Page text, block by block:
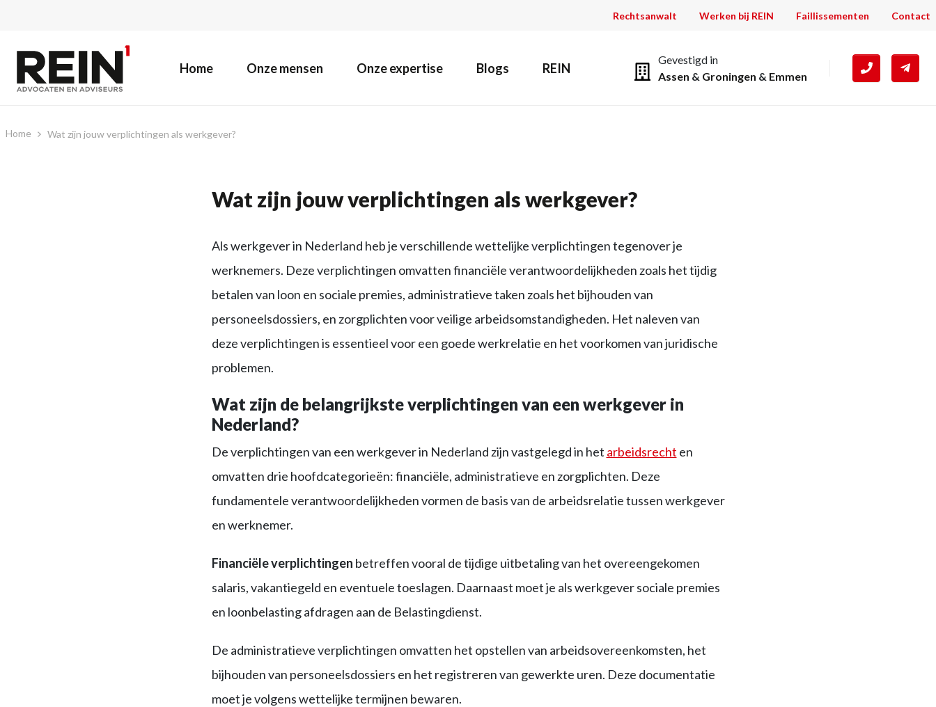
Rechtsanwalt Werken bij REIN Faillissementen Contact
Home Onze mensen Onze expertise Blogs REIN
Gevestigd in
Assen & Groningen & Emmen
Home Wat zijn jouw verplichtingen als werkgever?
Wat zijn jouw verplichtingen als werkgever?
Als werkgever in Nederland heb je verschillende wettelijke verplichtingen tegenover je
werknemers. Deze verplichtingen omvatten financiële verantwoordelijkheden zoals het tijdig
betalen van loon en sociale premies, administratieve taken zoals het bijhouden van
personeelsdossiers, en zorgplichten voor veilige arbeidsomstandigheden. Het naleven van
deze verplichtingen is essentieel voor een goede werkrelatie en het voorkomen van juridische
problemen.
Wat zijn de belangrijkste verplichtingen van een werkgever in
Nederland?
De verplichtingen van een werkgever in Nederland zijn vastgelegd in het arbeidsrecht en
omvatten drie hoofdcategorieën: financiële, administratieve en zorgplichten. Deze
fundamentele verantwoordelijkheden vormen de basis van de arbeidsrelatie tussen werkgever
en werknemer.
Financiële verplichtingen betreffen vooral de tijdige uitbetaling van het overeengekomen
salaris, vakantiegeld en eventuele toeslagen. Daarnaast moet je als werkgever sociale premies
en loonbelasting afdragen aan de Belastingdienst.
De administratieve verplichtingen omvatten het opstellen van arbeidsovereenkomsten, het
bijhouden van personeelsdossiers en het registreren van gewerkte uren. Deze documentatie
moet je volgens wettelijke termijnen bewaren.